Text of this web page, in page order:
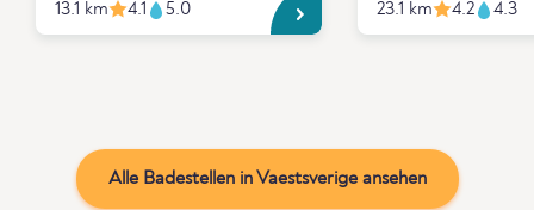
13.1 km 4.1 5.0 23.1 km 4.2 4.3
Alle Badestellen in Vaestsverige ansehen